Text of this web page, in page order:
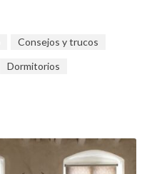
Consejos y trucos
Dormitorios